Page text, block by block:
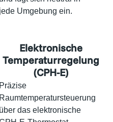
jede Umgebung ein.
Elektronische
Temperaturregelung
(CPH-E)
Präzise
Raumtemperatursteuerung
über das elektronische